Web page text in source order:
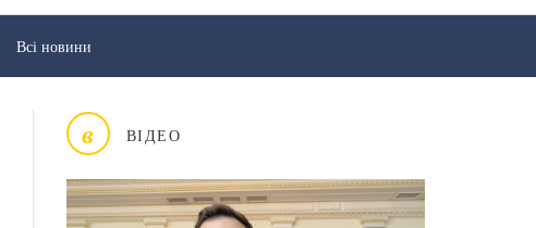
Всі новини
в ВІДЕО